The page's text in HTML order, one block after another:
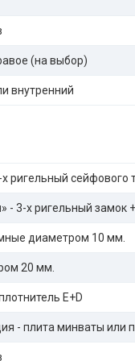
(на выбор)
внутренний
ригельный сейфового
- 3-х ригельный замок
диаметром 10 мм.
20 мм.
E+D
- плита минваты или